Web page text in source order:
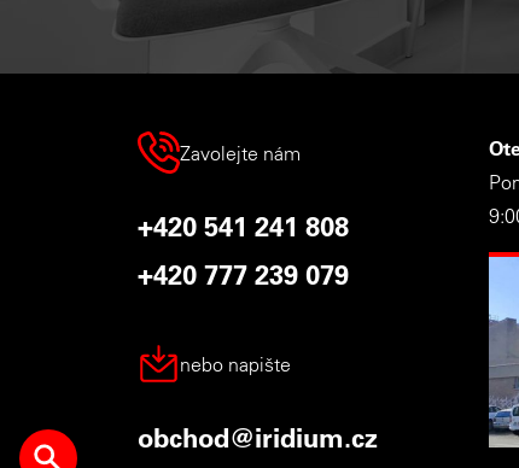
Zavolejte nám
+420 541 241 808
+420 777 239 079
nebo napište
obchod@iridium.cz